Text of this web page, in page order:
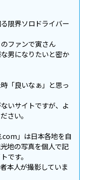
限界ソロドライバー
ファンで寅さん
な男になりたいと密か
「良いなぁ」と思っ
いサイトですが、よ
さい。
」は日本各地を自
地の写真を個人で記
です。
本人が撮影していま